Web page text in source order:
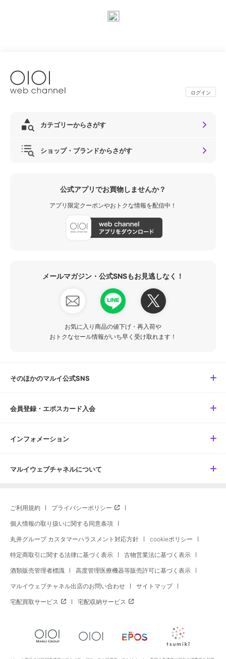
ログイン
カテゴリーからさがす
ショップ・ブランドからさがす
公式アプリでお買物しませんか？
アプリ限定クーポンやおトクな情報を配信中！
メールマガジン・公式SNSもお見逃しなく！
お気に入り商品の値下げ・再入荷や
おトクなセール情報がいち早く受け取れます！
そのほかのマルイ公式SNS
会員登録・エポスカード入会
インフォメーション
マルイウェブチャネルについて
ご利用規約 プライバシーポリシー
個人情報の取り扱いに関する同意条項
丸井グループ カスタマーハラスメント対応方針 cookieポリシー
特定商取引に関する法律に基づく表示 古物営業法に基づく表示
酒類販売管理者標識 高度管理医療機器等販売許可に基づく表示
マルイウェブチャネル出店のお問い合わせ サイトマップ
宅配買取サービス 宅配収納サービス